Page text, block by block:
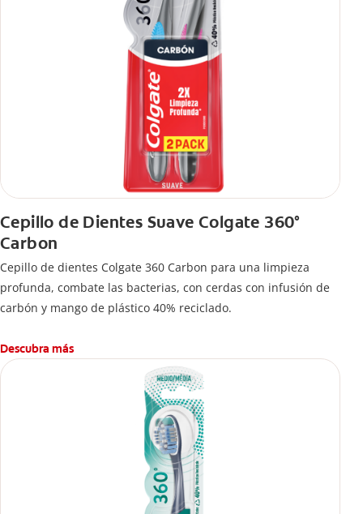
Cepillo de Dientes Suave Colgate 360°
Carbon
Cepillo de dientes Colgate 360 ​​Carbon para una limpieza
profunda, combate las bacterias, con cerdas con infusión de
carbón y mango de plástico 40% reciclado.
Descubra más